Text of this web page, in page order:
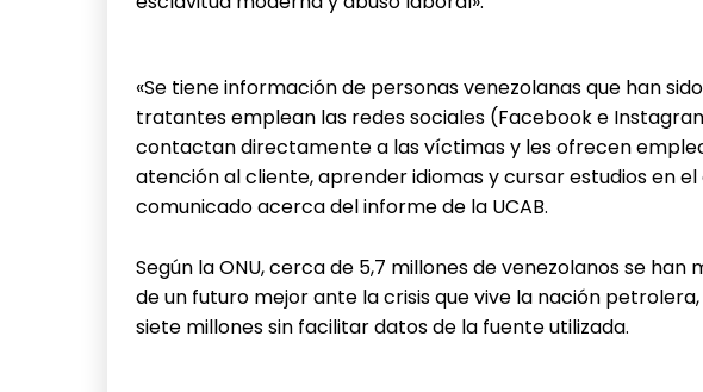
«Se tiene información de personas venezolanas que han
tratantes emplean las redes sociales (Facebook e
contactan directamente a las víctimas y les ofrecen
atención al cliente, aprender idiomas y cursar estudios en
comunicado acerca del informe de la UCAB.
Según la ONU, cerca de 5,7 millones de venezolanos se
de un futuro mejor ante la crisis que vive la nación
siete millones sin facilitar datos de la fuente utilizada.